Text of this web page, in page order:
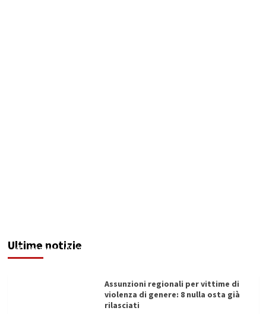
Ultime notizie
Redazione 07/08/2026
Assunzioni regionali per vittime di
violenza di genere: 8 nulla osta già
rilasciati